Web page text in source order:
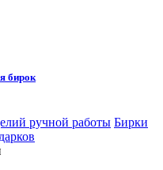
бирок
ручной работы Бирки